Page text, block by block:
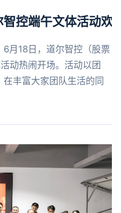
控端午文体活动欢
月18日，道尔智控（股票
动热闹开场。活动以团
丰富大家团队生活的同